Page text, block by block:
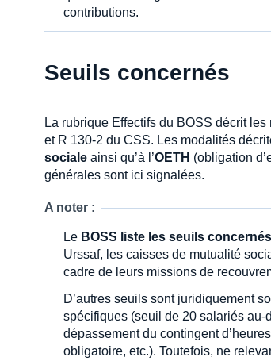
contributions.
Seuils concernés
La rubrique Effectifs du BOSS décrit
et R 130-2 du CSS. Les modalités
sociale ainsi qu’à l’OETH (obligation
générales sont ici signalées.
A noter :
Le BOSS liste les seuils
Urssaf, les caisses de mutualité
cadre de leurs missions de
D’autres seuils sont juridiquement
spécifiques (seuil de 20 salariés
dépassement du contingent
obligatoire, etc.). Toutefois, ne